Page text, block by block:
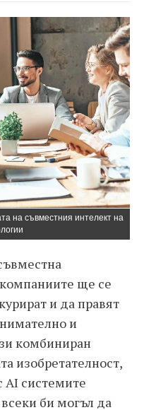
на съвместния интелект на
ще се
и да правят
и
комбиниран
изобретателност,
системите
би могъл да